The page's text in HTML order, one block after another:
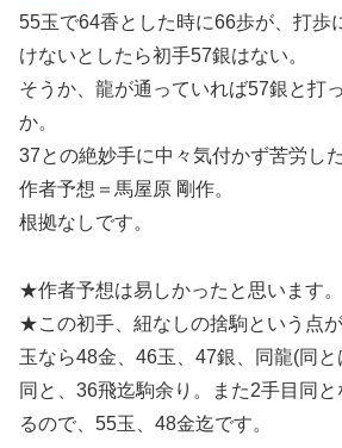
55玉で64香とした時に66歩が、打歩
けないとしたら初手57銀はない。
そうか、龍が通っていれば57銀と打
か。
37との絶妙手に中々気付かず苦労した
作者予想＝馬屋原 剛作。
根拠なしです。
★作者予想は易しかったと思います。
★この初手、紐なしの捨駒という点
玉なら48金、46玉、47銀、同龍(同と
同と、36飛迄駒余り。また2手目同
るので、55玉、48金迄です。